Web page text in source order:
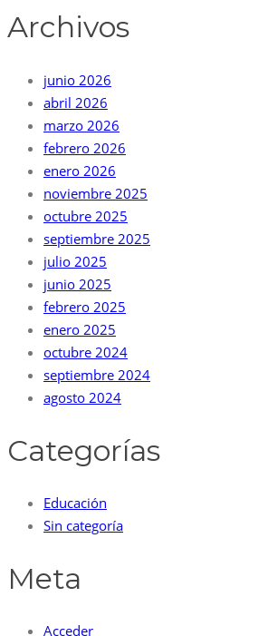
Archivos
junio 2026
abril 2026
marzo 2026
febrero 2026
enero 2026
noviembre 2025
octubre 2025
septiembre 2025
julio 2025
junio 2025
febrero 2025
enero 2025
octubre 2024
septiembre 2024
agosto 2024
Categorías
Educación
Sin categoría
Meta
Acceder